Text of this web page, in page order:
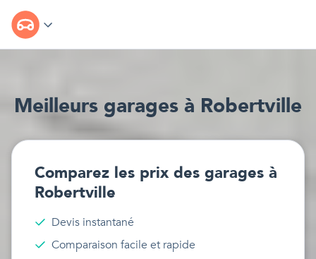
Meilleurs garages à Robertville
Comparez les prix des garages à
Robertville
Devis instantané
Comparaison facile et rapide